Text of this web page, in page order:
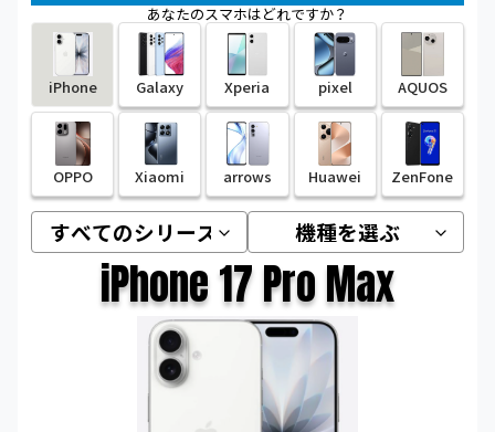
あなたのスマホはどれですか？
iPhone Galaxy Xperia pixel AQUOS
OPPO Xiaomi arrows Huawei ZenFone
iPhone 17 Pro Max